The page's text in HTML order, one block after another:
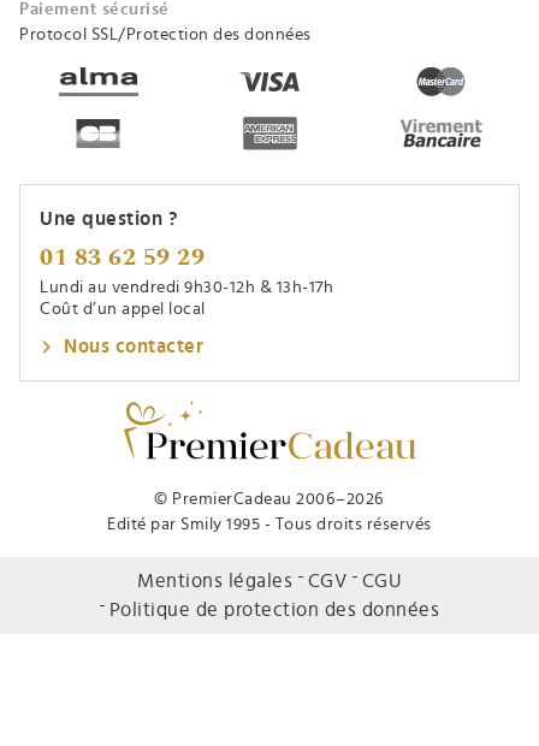
© PremierCadeau 2006–2026
Edité par Smily 1995 - Tous droits réservés
Paiement sécurisé
Protocol SSL/Protection des données
Une question ?
01 83 62 59 29
Lundi au vendredi 9h30-12h & 13h-17h
Coût d’un appel local
Nous contacter
Mentions légales CGV
CGU
Politique de protection des données